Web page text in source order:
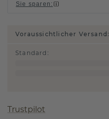
Sie sparen :
Voraussichtlicher Versand:
Standard :
Trustpilot